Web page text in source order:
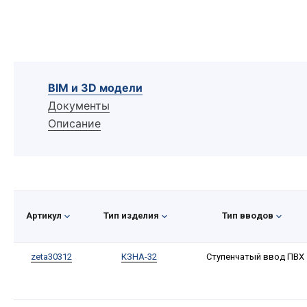
BIM и 3D модели
Документы
Описание
Артикул Тип изделия Тип вводов
zeta30312 КЗНА-32 Ступенчатый ввод ПВХ